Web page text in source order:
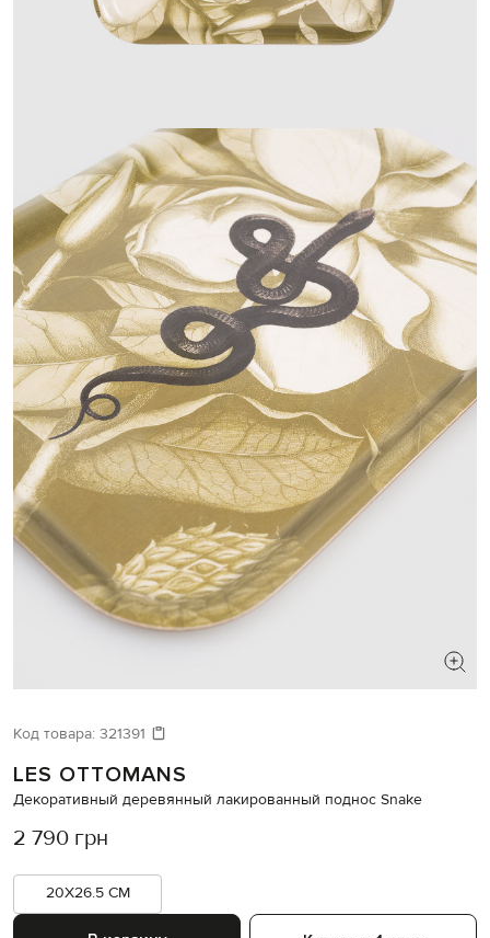
Код товара: 321391
LES OTTOMANS
Декоративный деревянный лакированный поднос Snake
2 790 грн
20X26.5 CM